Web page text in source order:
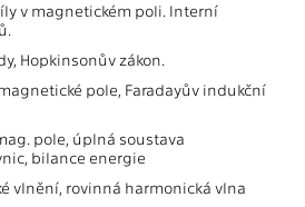
v magnetickém poli. Interní
Hopkinsonův zákon.
pole, Faradayův indukční
pole, úplná soustava
bilance energie
vlnění, rovinná harmonická vlna